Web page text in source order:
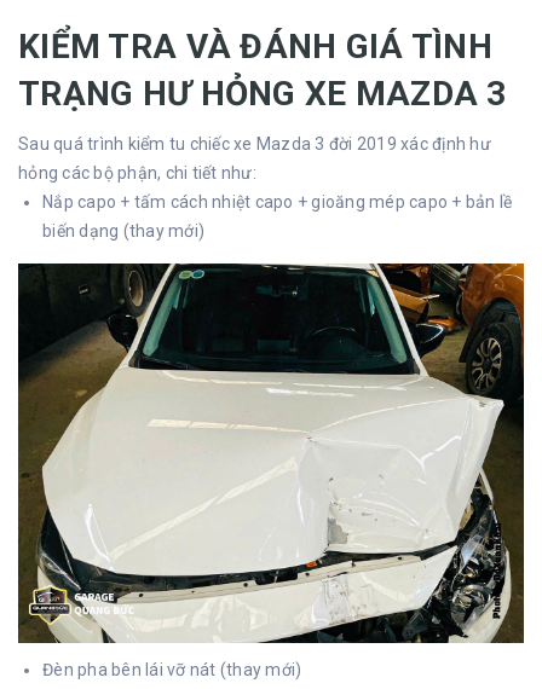
KIỂM TRA VÀ ĐÁNH GIÁ TÌNH
TRẠNG HƯ HỎNG XE MAZDA 3
Sau quá trình kiểm tu chiếc xe Mazda 3 đời 2019 xác định hư
hỏng các bộ phận, chi tiết như:
Nắp capo + tấm cách nhiệt capo + gioăng mép capo + bản lề
biến dạng (thay mới)
Đèn pha bên lái vỡ nát (thay mới)